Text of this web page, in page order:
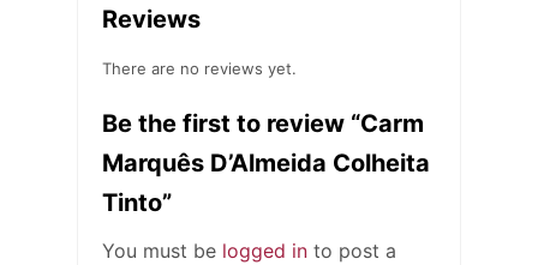
Reviews
There are no reviews yet.
Be the first to review “Carm
Marquês D’Almeida Colheita
Tinto”
You must be logged in to post a